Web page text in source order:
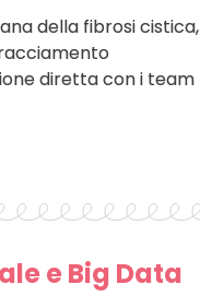
della fibrosi cistica,
diretta con i team
e Big Data